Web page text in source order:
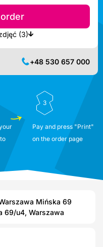
nearest available printers zdjęć (3)
+48 530 657 000
3
Pay and press "Print"
on the order page
Mińska 69
69/u4, Warszawa